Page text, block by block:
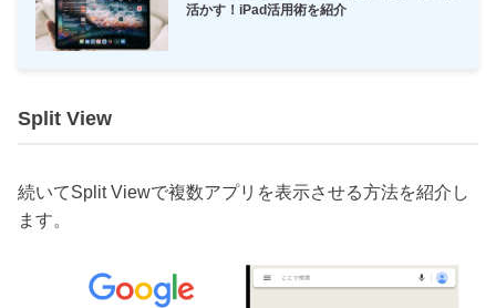
活かす！iPad活用術を紹介
Split View
続いてSplit Viewで複数アプリを表示させる方法を紹介し
ます。